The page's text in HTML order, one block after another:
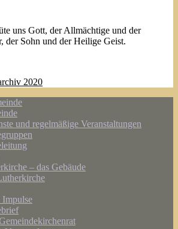
uns Gott, der Allmächtige und der
der Sohn und der Heilige Geist.
2020
und regelmäßige Veranstaltungen
– das Gebäude
Impulse